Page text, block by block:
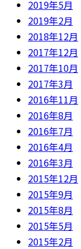
2019年5月
2019年2月
2018年12月
2017年12月
2017年10月
2017年3月
2016年11月
2016年8月
2016年7月
2016年4月
2016年3月
2015年12月
2015年9月
2015年8月
2015年5月
2015年2月